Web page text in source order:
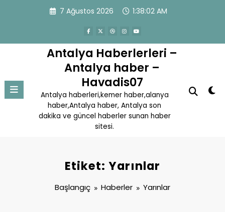
7 Ağustos 2026 1:38:02 AM
Antalya Haberlerleri –
Antalya haber –
Havadis07
Antalya haberleri,kemer haber,alanya
haber,Antalya haber, Antalya son
dakika ve güncel haberler sunan haber
sitesi.
Etiket: Yarınlar
Başlangıç Haberler Yarınlar